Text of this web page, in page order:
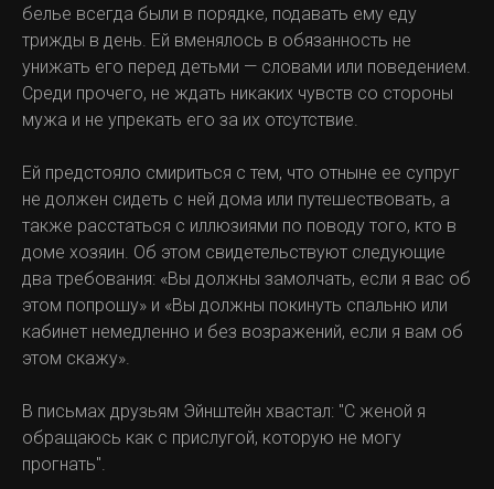
белье всегда были в порядке, подавать ему еду
трижды в день. Ей вменялось в обязанность не
унижать его перед детьми — словами или поведением.
Среди прочего, не ждать никаких чувств со стороны
мужа и не упрекать его за их отсутствие.
Ей предстояло смириться с тем, что отныне ее супруг
не должен сидеть с ней дома или путешествовать, а
также расстаться с иллюзиями по поводу того, кто в
доме хозяин. Об этом свидетельствуют следующие
два требования: «Вы должны замолчать, если я вас об
этом попрошу» и «Вы должны покинуть спальню или
кабинет немедленно и без возражений, если я вам об
этом скажу».
В письмах друзьям Эйнштейн хвастал: "С женой я
обращаюсь как с прислугой, которую не могу
прогнать".